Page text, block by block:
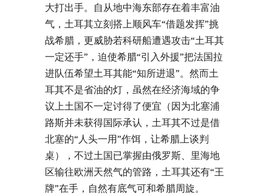
大打出手。自从地中海东部存在着丰富油
气，土耳其立刻搭上顺风车“借题发挥”挑
战希腊，更威胁若科研船遭遇攻击“土耳其
一定还手”，迫使希腊“引入外援”把法国拉
进队伍希望土耳其能“知所进退”。然而土
耳其不是省油的灯，虽然在经济海域的争
议上土国不一定讨得了便宜（因为北塞浦
路斯并未获得国际承认，土耳其不过是借
北塞的“人头一用”作饵，让希腊上谈判
桌），不过土国已掌握由俄罗斯、里海地
区输往欧洲天然气的管路，土耳其还有“王
牌”在手，自然有底气可和希腊周旋。